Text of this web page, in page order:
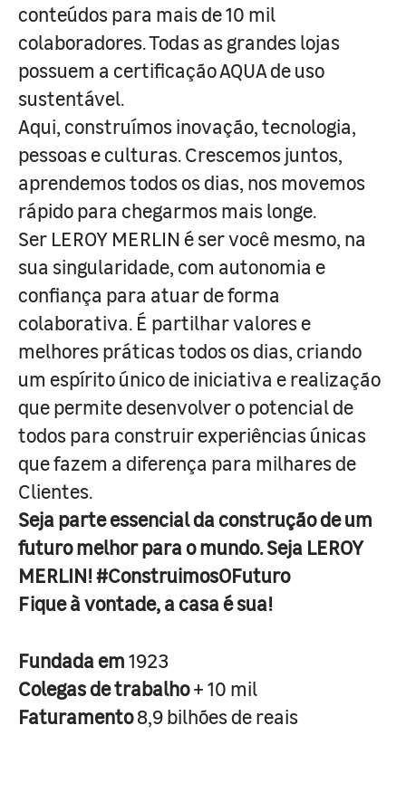
conteúdos para mais de 10 mil
colaboradores. Todas as grandes lojas
possuem a certificação AQUA de uso
sustentável.
Aqui, construímos inovação, tecnologia,
pessoas e culturas. Crescemos juntos,
aprendemos todos os dias, nos movemos
rápido para chegarmos mais longe.
Ser LEROY MERLIN é ser você mesmo, na
sua singularidade, com autonomia e
confiança para atuar de forma
colaborativa. É partilhar valores e
melhores práticas todos os dias, criando
um espírito único de iniciativa e realização
que permite desenvolver o potencial de
todos para construir experiências únicas
que fazem a diferença para milhares de
Clientes.
Seja parte essencial da construção de um
futuro melhor para o mundo. Seja LEROY
MERLIN! #ConstruimosOFuturo
Fique à vontade, a casa é sua!
Fundada em1923
Colegas de trabalho+ 10 mil
Faturamento8,9 bilhões de reais